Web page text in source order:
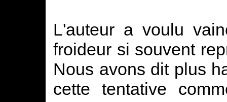
L'auteur a voulu
froideur si souvent
Nous avons dit plus
cette tentative